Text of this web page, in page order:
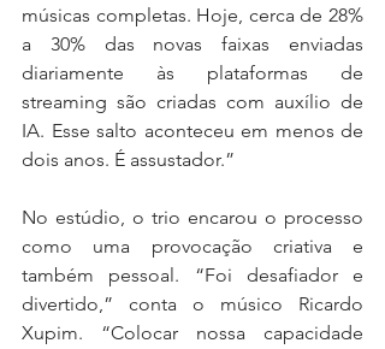
músicas completas. Hoje, cerca de 28%
a 30% das novas faixas enviadas
diariamente às plataformas de
streaming são criadas com auxílio de
IA. Esse salto aconteceu em menos de
dois anos. É assustador.”
No estúdio, o trio encarou o processo
como uma provocação criativa e
também pessoal. “Foi desafiador e
divertido,” conta o músico Ricardo
Xupim. “Colocar nossa capacidade